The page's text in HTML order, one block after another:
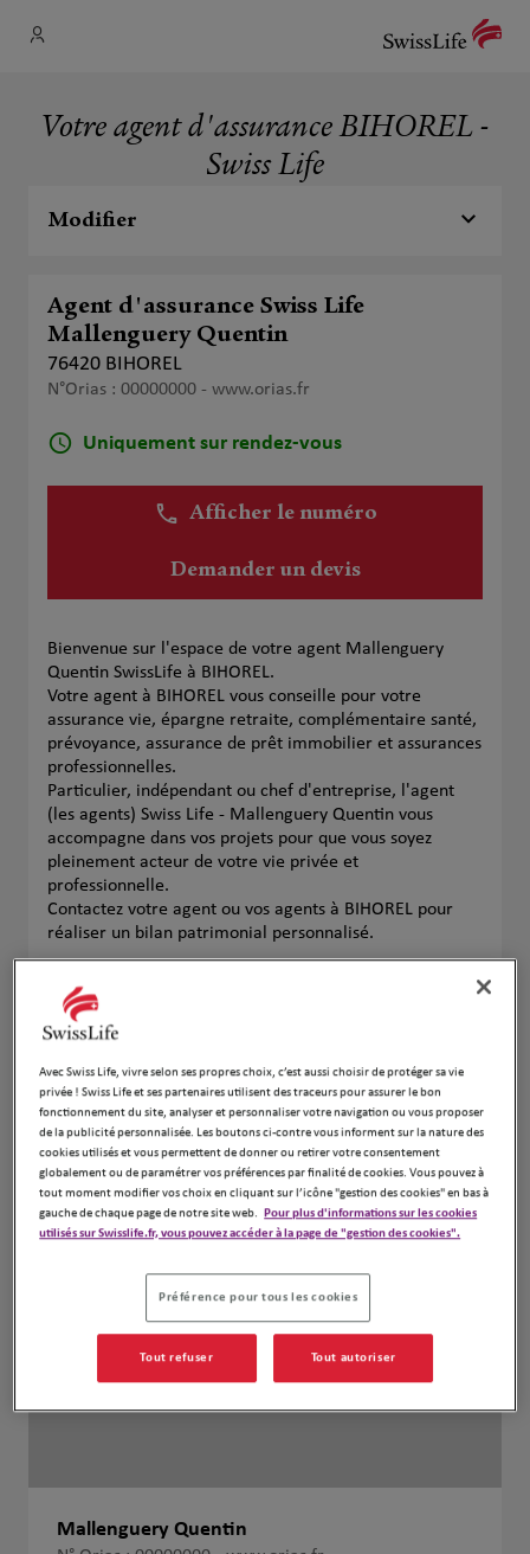
Votre agent d'assurance BIHOREL -
Swiss Life
Modifier
Agent d'assurance Swiss Life
Mallenguery Quentin
76420 BIHOREL
N°Orias : 00000000 - www.orias.fr
Uniquement sur rendez-vous
Afficher le numéro
Demander un devis
Bienvenue sur l'espace de votre agent Mallenguery
Quentin SwissLife à BIHOREL.
Votre agent à BIHOREL vous conseille pour votre
assurance vie, épargne retraite, complémentaire santé,
prévoyance, assurance de prêt immobilier et assurances
professionnelles.
Particulier, indépendant ou chef d'entreprise, l'agent
(les agents) Swiss Life - Mallenguery Quentin vous
accompagne dans vos projets pour que vous soyez
pleinement acteur de votre vie privée et
professionnelle.
Contactez votre agent ou vos agents à BIHOREL pour
réaliser un bilan patrimonial personnalisé.
Mallenguery Quentin
Avec Swiss Life, vivre selon ses propres choix, c’est aussi choisir de protéger sa vie
privée ! Swiss Life et ses partenaires utilisent des traceurs pour assurer le bon
fonctionnement du site, analyser et personnaliser votre navigation ou vous proposer
de la publicité personnalisée. Les boutons ci-contre vous informent sur la nature des
cookies utilisés et vous permettent de donner ou retirer votre consentement
globalement ou de paramétrer vos préférences par finalité de cookies. Vous pouvez à
tout moment modifier vos choix en cliquant sur l’icône "gestion des cookies" en bas à
gauche de chaque page de notre site web. Pour plus d'informations sur les cookies
utilisés sur Swisslife.fr, vous pouvez accéder à la page de "gestion des cookies".
Préférence pour tous les cookies
Tout refuser Tout autoriser